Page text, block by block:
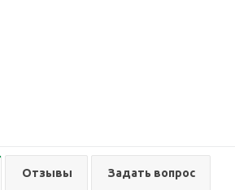
Отзывы Задать вопрос